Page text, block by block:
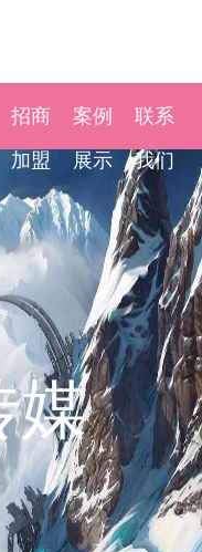
招商
加盟
案例
展示
联系
我们
媒